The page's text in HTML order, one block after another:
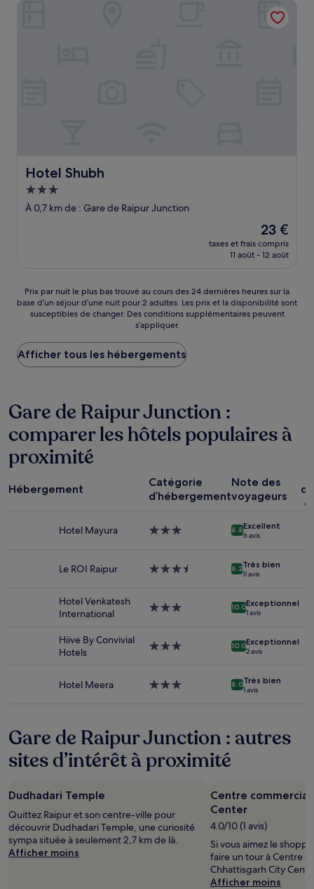
25 €
Hotel Shubh
Hotel Shubh
Hébergement
3.0 étoiles
À 0,7 km de : Gare de Raipur Junction
Le
nouveau
prix
23 €
23 €
taxes et frais compris
11 août - 12 août
Prix
par
nuit
plus
bas
trouvé
des
24 dernières
heures
sur
la
séjour
disponibilité
conditions
Prix par nuit le plus bas trouvé au cours des 24 dernières heures sur la
base d’un séjour d’une nuit pour 2 adultes. Les prix et la disponibilité sont
susceptibles de changer. Des conditions supplémentaires peuvent
s’appliquer.
Afficher tous les hébergements
Gare de Raipur Junction :
comparer les hôtels populaires à
proximité
Hébergement
Catégorie
d’hébergement
Note des
voyageurs
Hotel Mayura
Hébergement
8.8Excellent
6 avis
Le ROI Raipur
Hébergement
8.2Très bien
11 avis
Hotel Venkatesh
International
Hébergement
10.0Exceptionnel
1 avis
Hiive By Convivial
Hotels
Hébergement
10.0Exceptionnel
2 avis
Hotel Meera
Hébergement
8.0Très bien
1 avis
Gare de Raipur Junction : autres
sites d’intérêt à proximité
Dudhadari Temple
Quittez Raipur et son centre-ville pour
découvrir Dudhadari Temple, une curiosité
sympa située à seulement 2,7 km de là.
Afficher moins
Centre
Center
4.0/10 (1 avis)
Si vous aimez le
faire un tour à Centre
Chhattisgarh City
Afficher moins